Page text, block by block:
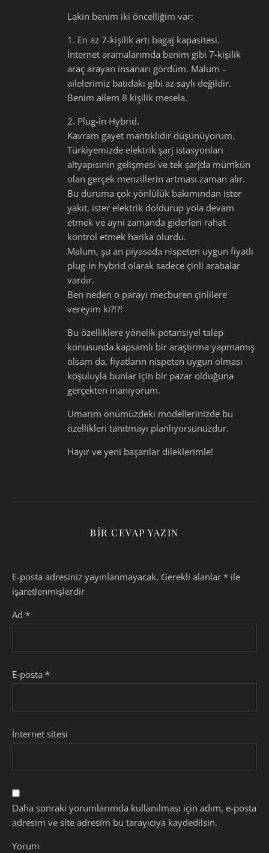
Lakin benim iki öncelliğim var:
1. En az 7-kişilik artı bagaj kapasitesi.
İnternet aramalarımda benim gibi 7-kişilik
araç arayan insanarı gördüm. Malum –
ailelerimiz batıdakı gibi az saylı değildir.
Benim ailem 8 kişilik mesela.
2. Plug-İn Hybrid.
Kavram gayet mantıklıdır düşünüyorum.
Türkiyemizde elektrik şarj istasyonları
altyapısının gelişmesi ve tek şarjda mümkün
olan gerçek menzillerin artması zaman alır.
Bu duruma çok yönlülük bakımından ister
yakıt, ister elektrik doldurup yola devam
etmek ve ayni zamanda giderleri rahat
kontrol etmek harika olurdu.
Malum, şu an piyasada nispeten uygun fiyatlı
plug-in hybrid olarak sadece çinli arabalar
vardır.
Ben neden o parayı mecburen çinlilere
vereyim ki?!?!
Bu özelliklere yönelik potansiyel talep
konusunda kapsamlı bir araştırma yapmamış
olsam da, fiyatların nispeten uygun olması
koşuluyla bunlar için bir pazar olduğuna
gerçekten inanıyorum.
Umarım önümüzdeki modellerinizde bu
özellikleri tanıtmayı planlıyorsunuzdur.
Hayır ve yeni başarılar dileklerimle!
BIR CEVAP YAZIN
E-posta adresiniz yayınlanmayacak. Gerekli alanlar * ile
işaretlenmişlerdir
Ad *
E-posta *
İnternet sitesi
Daha sonraki yorumlarımda kullanılması için adım, e-posta
adresim ve site adresim bu tarayıcıya kaydedilsin.
Yorum